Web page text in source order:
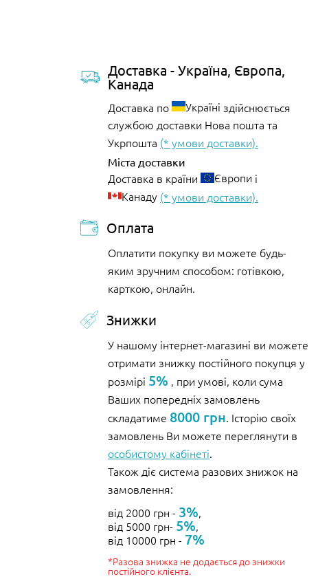
Доставка - Україна, Європа,
Канада
Доставка по Україні здійснюється
службою доставки Нова пошта та
Укрпошта (* умови доставки).
Міста доставки
Доставка в країни Європи і
Канаду (* умови доставки).
Оплата
Оплатити покупку ви можете будь-
яким зручним способом: готівкою,
карткою, онлайн.
Знижки
У нашому інтернет-магазині ви можете
отримати знижку постійного покупця у
розмірі 5% , при умові, коли сума
Ваших попередніх замовлень
складатиме 8000 грн. Історію своїх
замовлень Ви можете переглянути в
особистому кабінеті.
Також діє система разових знижок на
замовлення:
від 2000 грн - 3%,
від 5000 грн- 5%,
від 10000 грн - 7%
*Разова знижка не додається до знижки
постійного клієнта.